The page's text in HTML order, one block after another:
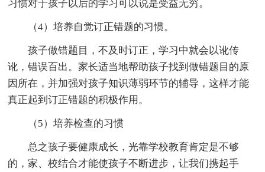
习惯对于孩子以后的学习可以说是受益无穷。
（4）培养自觉订正错题的习惯。
孩子做错题目，不及时订正，学习中就会以讹传
讹，错误百出。家长适当地帮助孩子找到做错题目的原
因所在，并加强对孩子知识薄弱环节的辅导，这样才能
真正起到订正错题的积极作用。
（5）培养检查的习惯
总之孩子要健康成长，光靠学校教育肯定是不够
的，家、校结合才能使孩子不断进步，让我们携起手